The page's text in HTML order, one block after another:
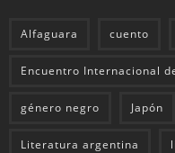
Alfaguara cuento
Encuentro Internacional
género negro Japón
Literatura argentina